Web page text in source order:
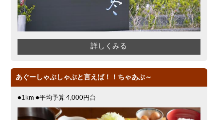
詳しくみる
あぐーしゃぶしゃぶと言えば！！ちゃあぶ～
●1km ●平均予算 4,000円台